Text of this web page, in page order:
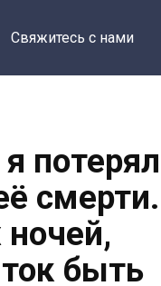
Свяжитесь с нами
потерял
смерти.
быть